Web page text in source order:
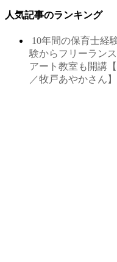
人気記事のランキング
10年間の保育士経
験からフリーラン
アート教室も開講
／牧戸あやかさん】